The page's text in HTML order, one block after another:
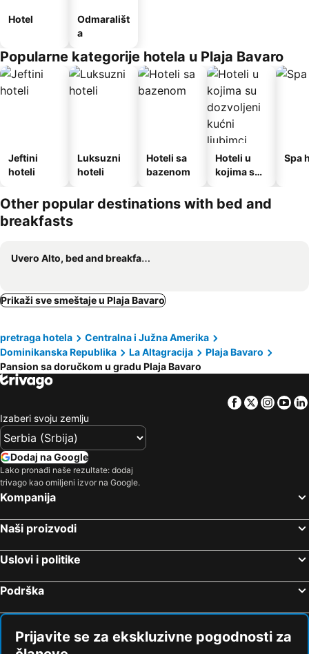
Hotel
Odmarališt
a
Popularne kategorije hotela u Plaja Bavaro
Jeftini
hoteli
Luksuzni
hoteli
Hoteli sa
bazenom
Hoteli u
kojima su
kućni
ljubimci
Spa
Other popular destinations with bed and
breakfasts
Uvero Alto, bed and breakfasts
Prikaži sve smeštaje u Plaja Bavaro
pretraga hotela
Centralna i Južna Amerika
Dominikanska Republika
La Altagracija
Plaja Bavaro
Pansion sa doručkom u gradu Plaja Bavaro
Facebook
Twitter
Izaberi svoju zemlju
Dodaj na Google
Lako pronađi naše rezultate: dodaj
trivago kao omiljeni izvor na Google.
Kompanija
Naši proizvodi
Uslovi i politike
Podrška
Prijavite se za ekskluzivne pogodnosti za